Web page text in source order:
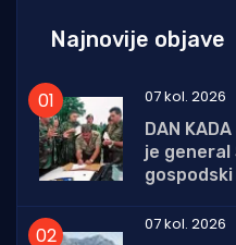
Najnovije objave
07 kol. 2026
DAN
je
07 kol. 2026